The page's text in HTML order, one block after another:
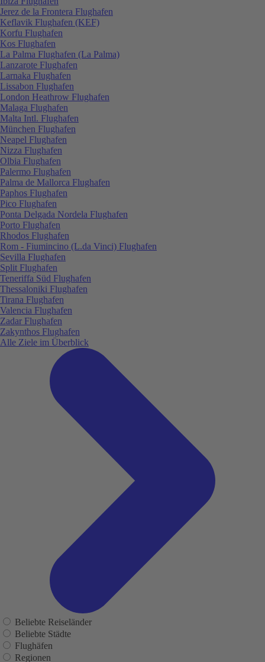
Jerez de la Frontera Flughafen
Keflavik Flughafen (KEF)
Korfu Flughafen
Kos Flughafen
La Palma Flughafen (La Palma)
Lanzarote Flughafen
Larnaka Flughafen
Lissabon Flughafen
London Heathrow Flughafen
Malaga Flughafen
Malta Intl. Flughafen
München Flughafen
Neapel Flughafen
Nizza Flughafen
Olbia Flughafen
Palermo Flughafen
Palma de Mallorca Flughafen
Paphos Flughafen
Pico Flughafen
Ponta Delgada Nordela Flughafen
Porto Flughafen
Rhodos Flughafen
Rom - Fiumincino (L.da Vinci) Flughafen
Sevilla Flughafen
Split Flughafen
Teneriffa Süd Flughafen
Thessaloniki Flughafen
Tirana Flughafen
Valencia Flughafen
Zadar Flughafen
Zakynthos Flughafen
Alle Ziele im Überblick
Beliebte Reiseländer
Beliebte Städte
Flughäfen
Regionen